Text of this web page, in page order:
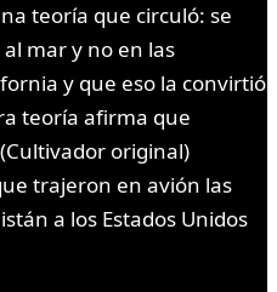
teoría que circuló: se
mar y no en las
y que eso la convirtió
teoría afirma que
original)
trajeron en avión las
a los Estados Unidos